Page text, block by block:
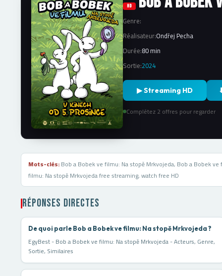
HD
Genre:
Réalisateur:Ondřej Pecha
Durée:80 min
Sortie:2024
▶ Streaming HD
Complétez 2 offres pour regarder
Mots-clés:Bob a Bobek ve filmu: Na stopě Mrkvojeda, Bob a Bobek
filmu: Na stopě Mrkvojeda free streaming, watch free HD
Réponses directes
De quoi parle Bob a Bobek ve filmu: Na stopě Mrkvojeda ?
EgyBest - Bob a Bobek ve filmu: Na stopě Mrkvojeda - Acteurs, Genre,
Sortie, Similaires